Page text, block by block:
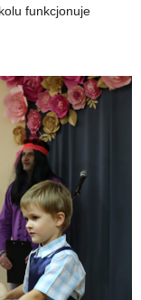
funkcjonuje